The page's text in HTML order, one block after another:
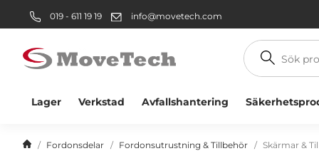
019 - 611 19 19 info@movetech.com
Sök
produkt
Lager Verkstad Avfallshantering
Fordonsdelar Fordonsutrustning & Tillbehör Skärmar &